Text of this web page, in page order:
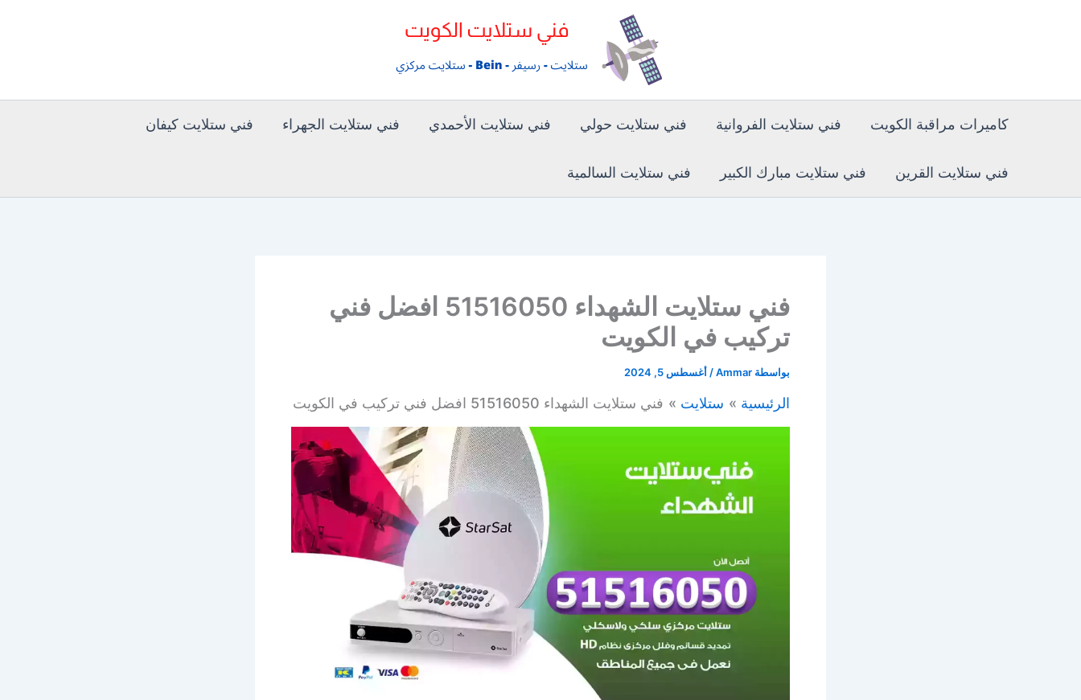
كاميرات مراقبة الكويت فني ستلايت الفروانية فني ستلايت حولي فني ستلايت الأحمدي فني ستلايت الجهراء فني ستلايت كيفان
فني ستلايت القرين فني ستلايت مبارك الكبير فني ستلايت السالمية
فني ستلايت الشهداء 51516050 افضل فني
تركيب في الكويت
بواسطة Ammar
/ أغسطس 5, 2024
الرئيسية ستلايت فني ستلايت الشهداء 51516050 افضل فني تركيب في الكويت